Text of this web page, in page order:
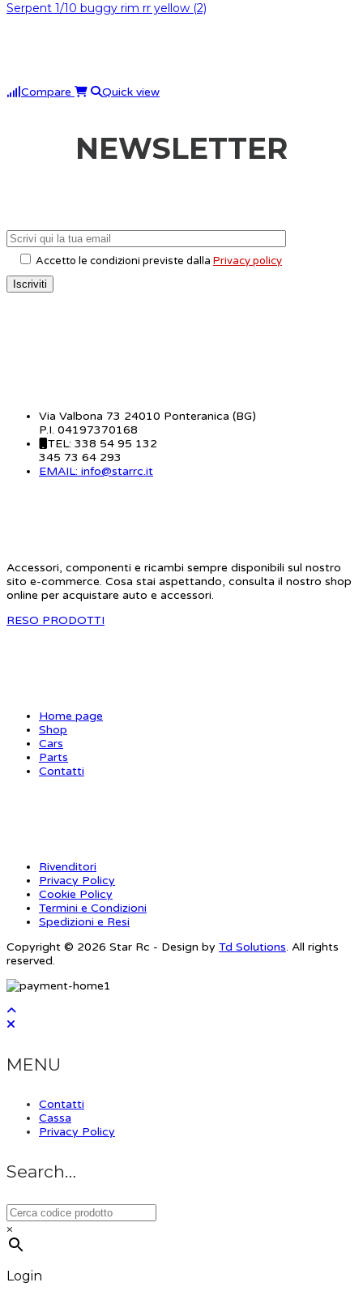
Serpent 1/10 buggy rim rr yellow (2)
Compare Quick view
NEWSLETTER
Accetto le condizioni previste dalla Privacy policy
Via Valbona 73 24010 Ponteranica (BG)
P.I. 04197370168
TEL: 338 54 95 132
345 73 64 293
EMAIL: info@starrc.it
Accessori, componenti e ricambi sempre disponibili sul nostro
sito e-commerce. Cosa stai aspettando, consulta il nostro shop
online per acquistare auto e accessori.
RESO PRODOTTI
Home page
Shop
Cars
Parts
Contatti
Rivenditori
Privacy Policy
Cookie Policy
Termini e Condizioni
Spedizioni e Resi
Copyright © 2026 Star Rc - Design by Td Solutions. All rights
reserved.
MENU
Contatti
Cassa
Privacy Policy
Search…
×
Login